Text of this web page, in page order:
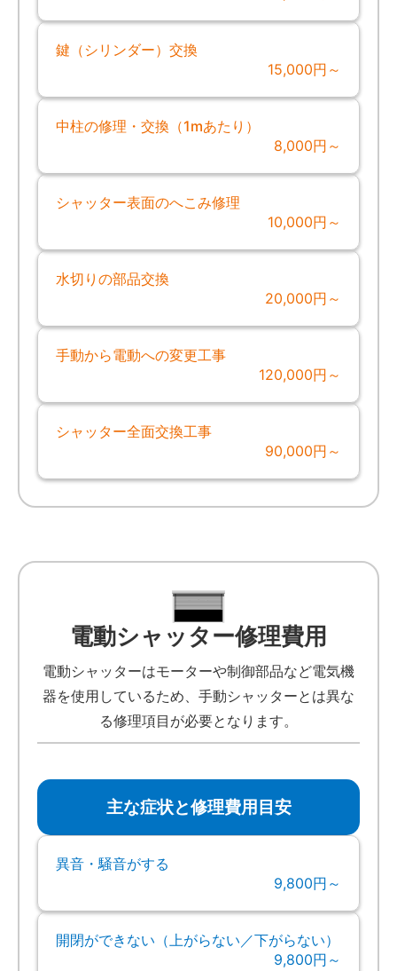
鍵（シリンダー）交換
15,000円～
中柱の修理・交換（1mあたり）
8,000円～
シャッター表面のへこみ修理
10,000円～
水切りの部品交換
20,000円～
手動から電動への変更工事
120,000円～
シャッター全面交換工事
90,000円～
電動シャッター修理費用
電動シャッターはモーターや制御部品など電気機
器を使用しているため、手動シャッターとは異な
る修理項目が必要となります。
主な症状と修理費用目安
異音・騒音がする
9,800円～
開閉ができない（上がらない／下がらない）
9,800円～